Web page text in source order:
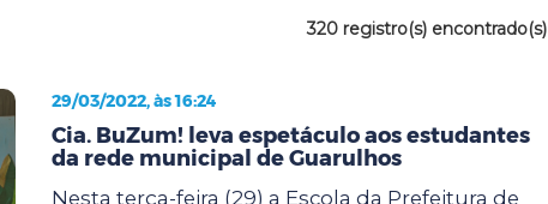
320 registro(s) encontrado(s)
29/03/2022, às 16:24
Cia. BuZum! leva espetáculo aos estudantes
da rede municipal de Guarulhos
Nesta terça-feira (29) a Escola da Prefeitura de